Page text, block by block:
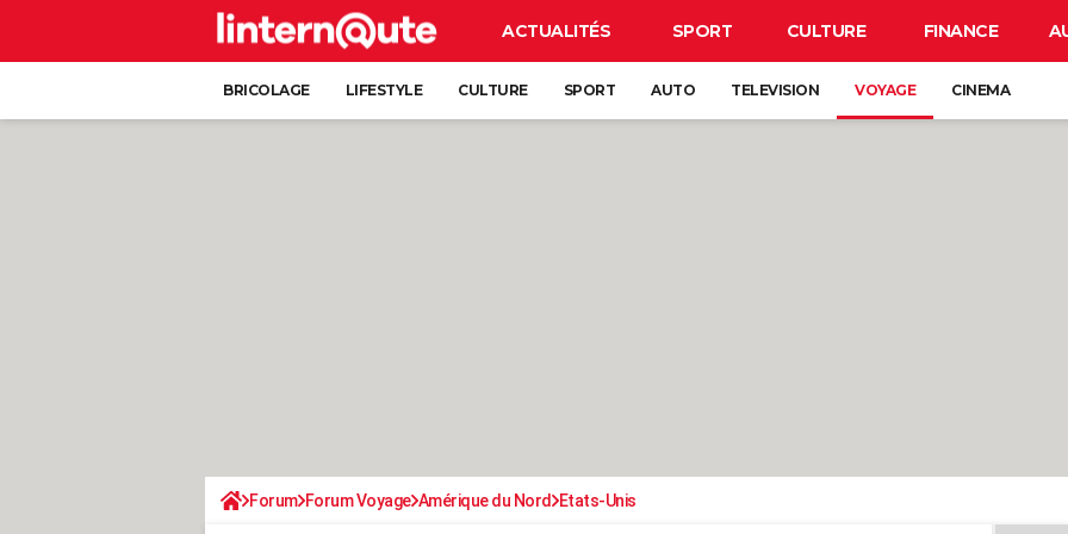
ACTUALITÉS SPORT CULTURE FINANCE
BRICOLAGE LIFESTYLE CULTURE SPORT AUTO TELEVISION VOYAGE CINEMA
Forum Forum Voyage Amérique du Nord Etats-Unis